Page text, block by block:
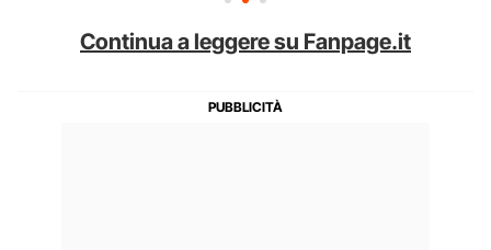
Continua a leggere su Fanpage.it